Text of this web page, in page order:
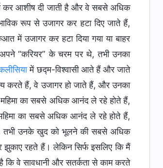
कर आशीष दी जाती है और वे सबसे अधिक
रूप से उजागर कर हटा दिए जाते हैं,
में उजागर कर हटा दिया गया या बाहर
“करियर” के चरम पर थे, तभी उनका
में छद्म-विश्वासी आते हैं और जाते
करते हैं, वे उजागर हो जाते हैं, और उनका
का सबसे अधिक आनंद ले रहे होते हैं,
का सबसे अधिक आनंद ले रहे होते हैं,
तभी उनके खुद को भूलने की सबसे अधिक
झुकाए रहते हैं। लेकिन सिर्फ इसलिए कि मैं
वे सावधानी और सतर्कता से काम करते